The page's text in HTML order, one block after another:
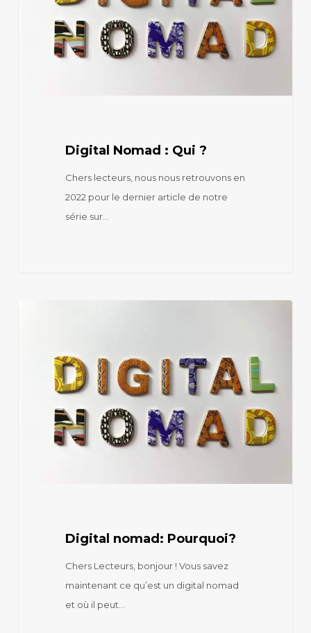
Digital Nomad : Qui ?
Chers lecteurs, nous nous retrouvons en
2022 pour le dernier article de notre
série sur…
Digital nomad: Pourquoi?
Chers Lecteurs, bonjour ! Vous savez
maintenant ce qu’est un digital nomad
et où il peut…